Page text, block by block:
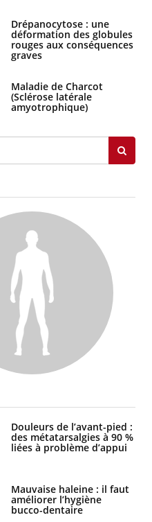
Drépanocytose : une
déformation des globules
rouges aux conséquences
graves
Maladie de Charcot
(Sclérose latérale
amyotrophique)
Douleurs de l’avant-pied :
des métatarsalgies à 90 %
liées à problème d’appui
Mauvaise haleine : il faut
améliorer l’hygiène
bucco-dentaire